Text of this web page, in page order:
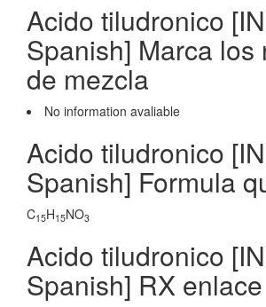
Acido tiludronico
Spanish] Marca los
de mezcla
No information avaliable
Acido tiludronico
Spanish] Formula
C15H15NO3
Acido tiludronico
Spanish] RX enlace